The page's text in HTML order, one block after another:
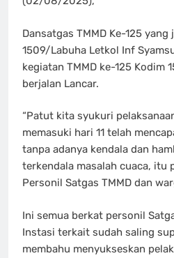
Dansatgas TMMD Ke-125 yang
1509/Labuha Letkol Inf
kegiatan TMMD ke-125 Kodim
berjalan Lancar.
“Patut kita syukuri
memasuki hari 11 telah
tanpa adanya kendala dan
terkendala masalah cuaca, itu
Personil Satgas TMMD dan
Ini semua berkat personil
Instasi terkait sudah saling
membahu menyukseskan